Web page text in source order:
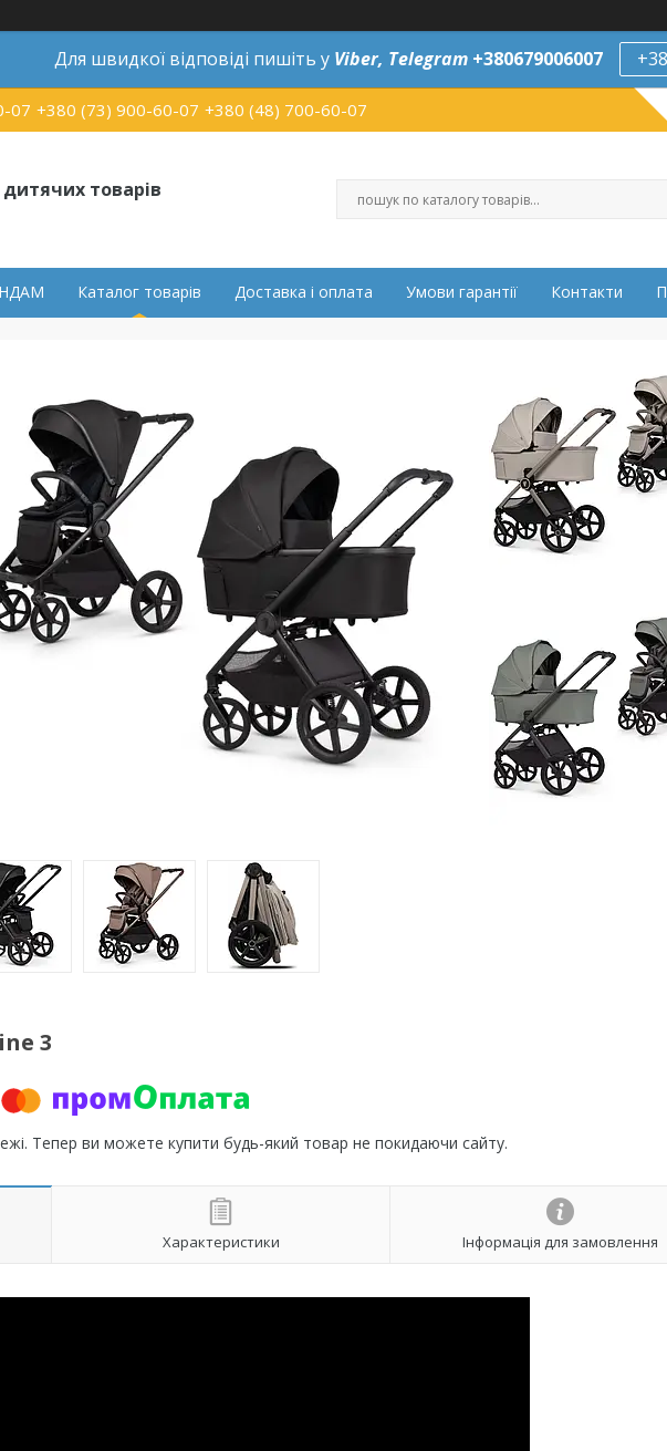
Для швидкої відповіді пишіть у Viber, Telegram +380679006007
07 +380 (73) 900-60-07 +380 (48) 700-60-07
товарів
Каталог товарів Доставка і оплата Умови гарантії Контакти
3
Тепер ви можете купити будь-який товар не покидаючи сайту.
Характеристики Інформація для замовлення